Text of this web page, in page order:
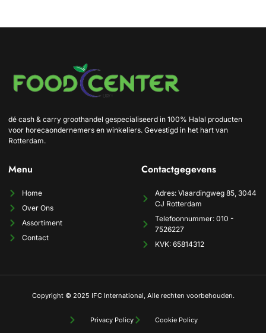
dé cash & carry groothandel gespecialiseerd in 100% Halal producten
voor horecaondernemers en winkeliers. Gevestigd in het hart van
Rotterdam.
Menu
Home
Over Ons
Assortiment
Contact
Contactgegevens
Adres: Vlaardingweg 85, 3044
CJ Rotterdam
Telefoonnummer: 010 -
7526227
KVK: 65814312
Copyright © 2025 IFC International, Alle rechten voorbehouden.
Privacy Policy Cookie Policy